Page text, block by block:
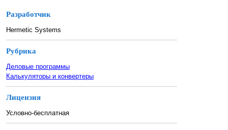
Разработчик
Hermetic Systems
Рубрика
Деловые программы
Калькуляторы и конвертеры
Лицензия
Условно-бесплатная